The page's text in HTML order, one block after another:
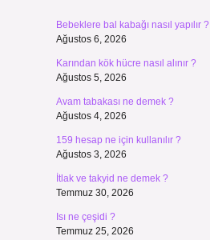
Bebeklere bal kabağı nasıl yapılır ?
Ağustos 6, 2026
Karından kök hücre nasıl alınır ?
Ağustos 5, 2026
Avam tabakası ne demek ?
Ağustos 4, 2026
159 hesap ne için kullanılır ?
Ağustos 3, 2026
İtlak ve takyid ne demek ?
Temmuz 30, 2026
Isı ne çeşidi ?
Temmuz 25, 2026